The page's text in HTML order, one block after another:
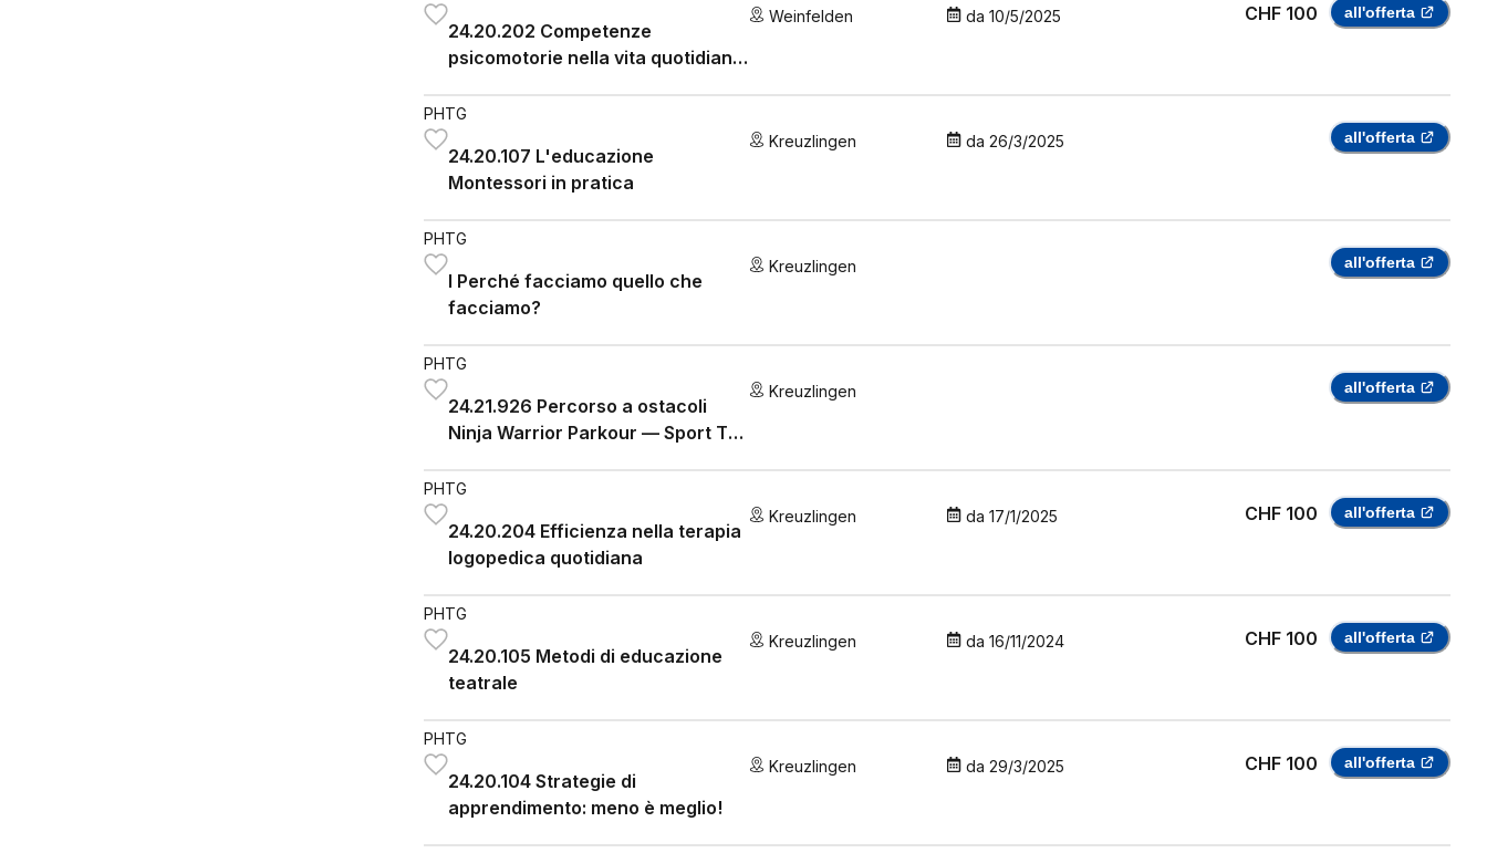
24.20.202 Competenze
psicomotorie nella vita quotidiana
Weinfelden da 10/5/2025 CHF 100 all'offerta
PHTG
24.20.107 L'educazione
Montessori in pratica
Kreuzlingen da 26/3/2025 all'offerta
PHTG
I Perché facciamo quello che
facciamo?
Kreuzlingen all'offerta
PHTG
24.21.926 Percorso a ostacoli
Ninja Warrior Parkour — Sport TO
Kreuzlingen all'offerta
PHTG
24.20.204 Efficienza nella terapia
logopedica quotidiana
Kreuzlingen da 17/1/2025 CHF 100 all'offerta
PHTG
24.20.105 Metodi di educazione
teatrale
Kreuzlingen da 16/11/2024 CHF 100 all'offerta
PHTG
24.20.104 Strategie di
apprendimento: meno è meglio!
Kreuzlingen da 29/3/2025 CHF 100 all'offerta